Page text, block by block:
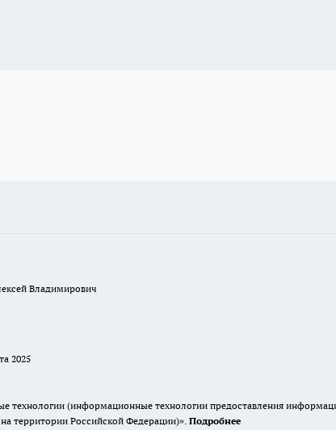
Владимирович
2025
(информационные технологии предоставления
территории Российской Федерации)». Подробнее